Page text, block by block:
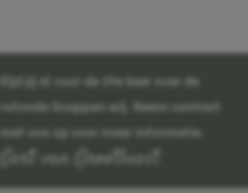
Rijd jij al voor de 19e keer over de
rotonde Snappen wij. Neem contact
met ons op voor meer informatie.
Gert van Grootheest